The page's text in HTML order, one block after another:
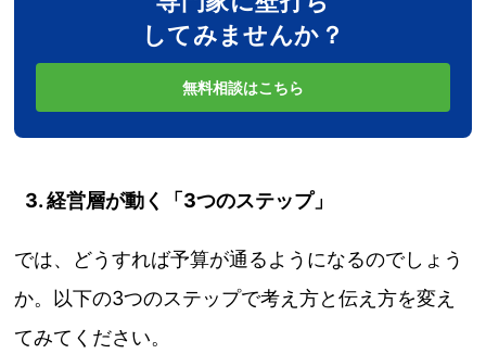
してみませんか？
無料相談はこちら
3. 経営層が動く「3つのステップ」
では、どうすれば予算が通るようになるのでしょう
か。以下の3つのステップで考え方と伝え方を変え
てみてください。